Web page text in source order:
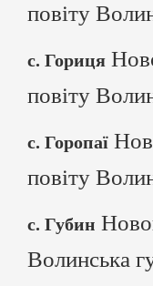
повіту
с. Гориця
повіту
с. Горопаї
повіту
с. Губин
Волинська